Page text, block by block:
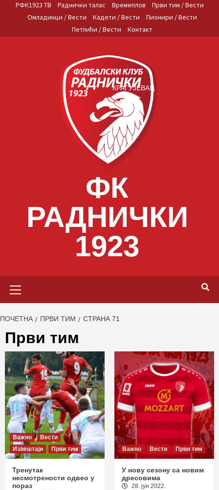
РФК1923 ТВ Раднички талас Времеплов
Први тим / Вести
Омладинци / Вести
Кадети / Вести
Пионири / Вести
Петлићи / Вести
Контакт
ФК
РАДНИЧКИ
1923
КРАГУЈЕВАЦ
ПОЧЕТНА ПРВИ ТИМ СТРАНА 71
Први тим
Важно
Вести
Извештаји
Први тим
Тренутак
несмотрености одвео у
пораз
Важно Вести Први тим
У нову сезону са новим
дресовима
28. јун 2022.